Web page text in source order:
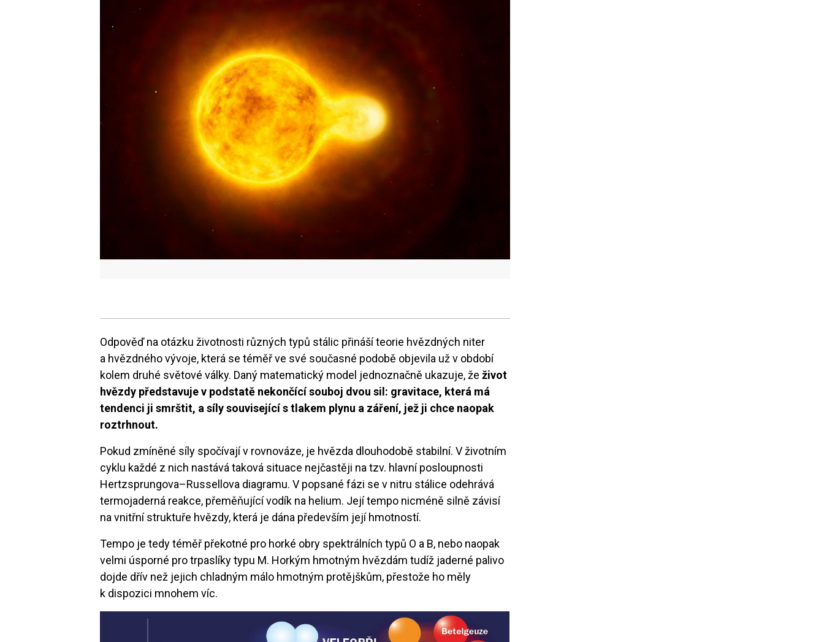
Odpověď na otázku životnosti různých typů stálic přináší teorie hvězdných niter
a hvězdného vývoje, která se téměř ve své současné podobě objevila už v období
kolem druhé světové války. Daný matematický model jednoznačně ukazuje, žeživot
hvězdy představuje v podstatě nekončící souboj dvou sil: gravitace, která má
tendenci ji smrštit, a síly související s tlakem plynu a záření, jež ji chce naopak
roztrhnout.
Pokud zmíněné síly spočívají v rovnováze, je hvězda dlouhodobě stabilní. V životním
cyklu každé z nich nastává taková situace nejčastěji na tzv. hlavní posloupnosti
Hertzsprungova–Russellova diagramu. V popsané fázi se v nitru stálice odehrává
termojaderná reakce, přeměňující vodík na helium. Její tempo nicméně silně závisí
na vnitřní struktuře hvězdy, která je dána především její hmotností.
Tempo je tedy téměř překotné pro horké obry spektrálních typů O a B, nebo naopak
velmi úsporné pro trpaslíky typu M. Horkým hmotným hvězdám tudíž jaderné palivo
dojde dřív než jejich chladným málo hmotným protějškům, přestože ho měly
k dispozici mnohem víc.